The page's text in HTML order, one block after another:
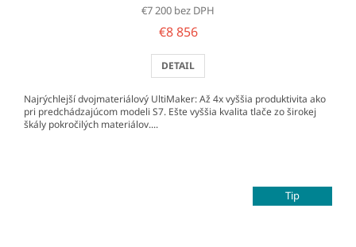
€7 200 bez DPH
€8 856
DETAIL
Najrýchlejší dvojmateriálový UltiMaker: Až 4x vyššia produktivita ako
pri predchádzajúcom modeli S7. Ešte vyššia kvalita tlače zo širokej
škály pokročilých materiálov....
Tip